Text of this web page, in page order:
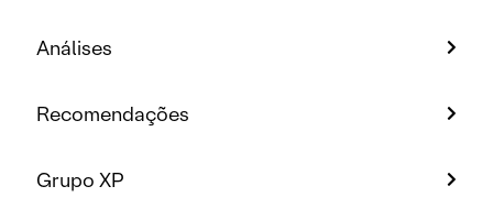
Análises
Recomendações
Grupo XP